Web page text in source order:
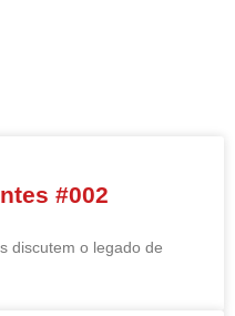
#002
discutem o legado de